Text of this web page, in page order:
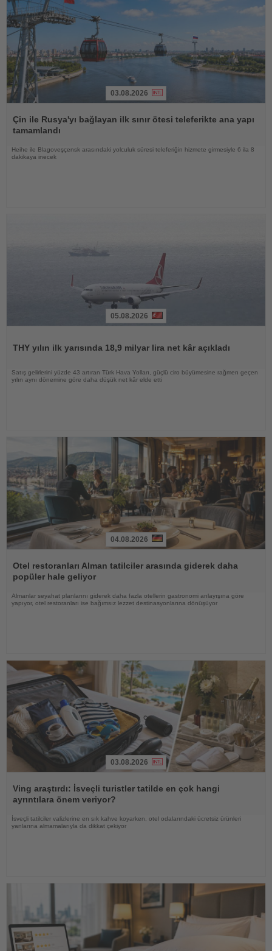
Oku
03.08.2026
Çin ile Rusya'yı bağlayan ilk sınır ötesi teleferikte ana yapı
tamamlandı
Heihe ile Blagoveşçensk arasındaki yolculuk süresi teleferiğin hizmete girmesiyle 6 ila 8
dakikaya inecek
05.08.2026
THY yılın ilk yarısında 18,9 milyar lira net kâr açıkladı
Satış gelirlerini yüzde 43 artıran Türk Hava Yolları, güçlü ciro büyümesine rağmen geçen
yılın aynı dönemine göre daha düşük net kâr elde etti
Oku
04.08.2026
Otel restoranları Alman tatilciler arasında giderek daha
popüler hale geliyor
Almanlar seyahat planlarını giderek daha fazla otellerin gastronomi anlayışına göre
yapıyor, otel restoranları ise bağımsız lezzet destinasyonlarına dönüşüyor
Oku
03.08.2026
Ving araştırdı: İsveçli turistler tatilde en çok hangi
ayrıntılara önem veriyor?
İsveçli tatilciler valizlerine en sık kahve koyarken, otel odalarındaki ücretsiz ürünleri
yanlarına almamalarıyla da dikkat çekiyor